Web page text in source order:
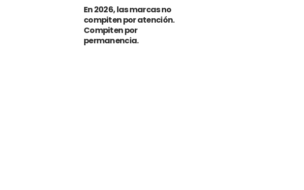
En 2026, las marcas no
compiten por atención.
Compiten por
permanencia.